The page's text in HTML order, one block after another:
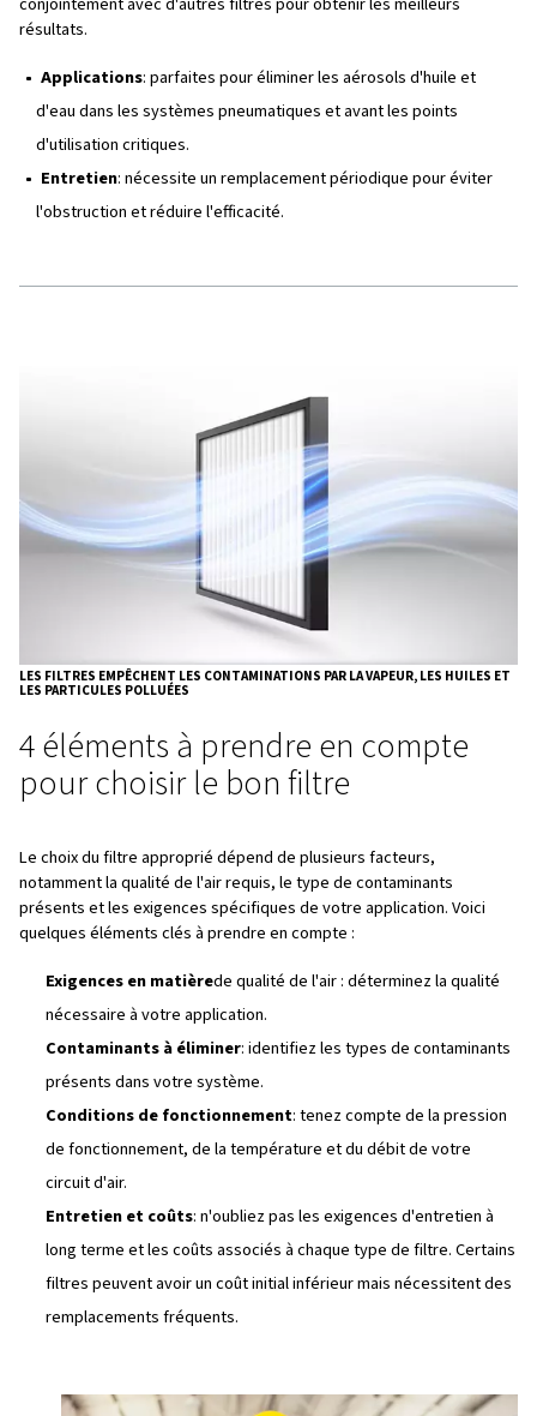
moins, en fonction de la qualité du filtre. Les filtres à
essentiels pour garantir que l'air comprimé est exempt
Applications
: le plus souvent utilisé dans les
industriels généraux, en particulier après les
Entretien: nécessite un remplacement régulier
Les filtres à charbon actif sont conçus pour éliminer les
d'huile, les odeurs et autres contaminants gazeux de
Le charbon actif attire et adsorbe ces contaminants, ce
excellent choix pour les applications d'air à haute pureté.
Applications: transformation alimentaire, production
pharmaceutique et toute application nécessitant un
Entretien: doit être remplacé une fois saturé, car
obstrué entraîne une augmentation de la perte de
Les filtres à coalescence sont utilisés pour éliminer les
liquides, tels que l'huile et l'eau, de l'air comprimé. Ces
minuscules gouttelettes de liquide et la formation de
gouttelettes qui peuvent être facilement éliminées du
ces outils sont très efficaces mais doivent être utilisés
conjointement avec d'autres filtres pour obtenir les
résultats.
Applications
d'eau dans les systèmes pneumatiques et avant les
d'utilisation critiques.
Entretien: nécessite un remplacement périodique